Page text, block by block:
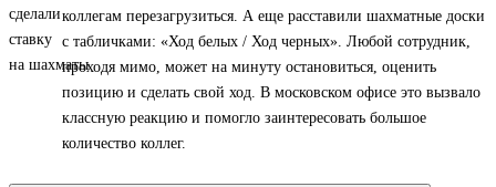
коллегам перезагрузиться. А еще расставили шахматные доски
с табличками: «Ход белых / Ход черных». Любой сотрудник,
проходя мимо, может на минуту остановиться, оценить
позицию и сделать свой ход. В московском офисе это вызвало
классную реакцию и помогло заинтересовать большое
количество коллег.